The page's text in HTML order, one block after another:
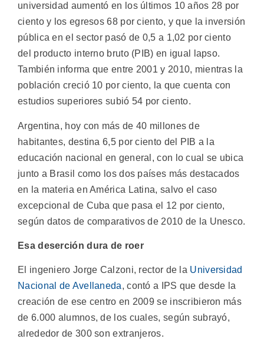
universidad aumentó en los últimos 10 años 28 por
ciento y los egresos 68 por ciento, y que la inversión
pública en el sector pasó de 0,5 a 1,02 por ciento
del producto interno bruto (PIB) en igual lapso.
También informa que entre 2001 y 2010, mientras la
población creció 10 por ciento, la que cuenta con
estudios superiores subió 54 por ciento.
Argentina, hoy con más de 40 millones de
habitantes, destina 6,5 por ciento del PIB a la
educación nacional en general, con lo cual se ubica
junto a Brasil como los dos países más destacados
en la materia en América Latina, salvo el caso
excepcional de Cuba que pasa el 12 por ciento,
según datos de comparativos de 2010 de la Unesco.
Esa deserción dura de roer
El ingeniero Jorge Calzoni, rector de la Universidad
Nacional de Avellaneda, contó a IPS que desde la
creación de ese centro en 2009 se inscribieron más
de 6.000 alumnos, de los cuales, según subrayó,
alrededor de 300 son extranjeros.